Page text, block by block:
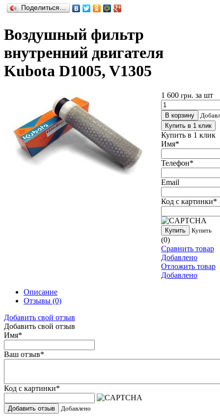
Поделиться…
Воздушный фильтр
внутренний двигателя
Kubota D1005, V1305
1 600 грн. за шт
В корзину
Купить в 1 клик
Купить в 1 клик
Имя*
Телефон*
Email
Код с картинки*
Купить Купить
(0)
Сравнить товар
Добавлено
Отложить товар
Добавлено
Описание
Отзывы (0)
Добавить свой отзыв
Добавить свой отзыв
Имя*
Ваш отзыв*
Код с картинки*
Добавить отзыв Добавлено